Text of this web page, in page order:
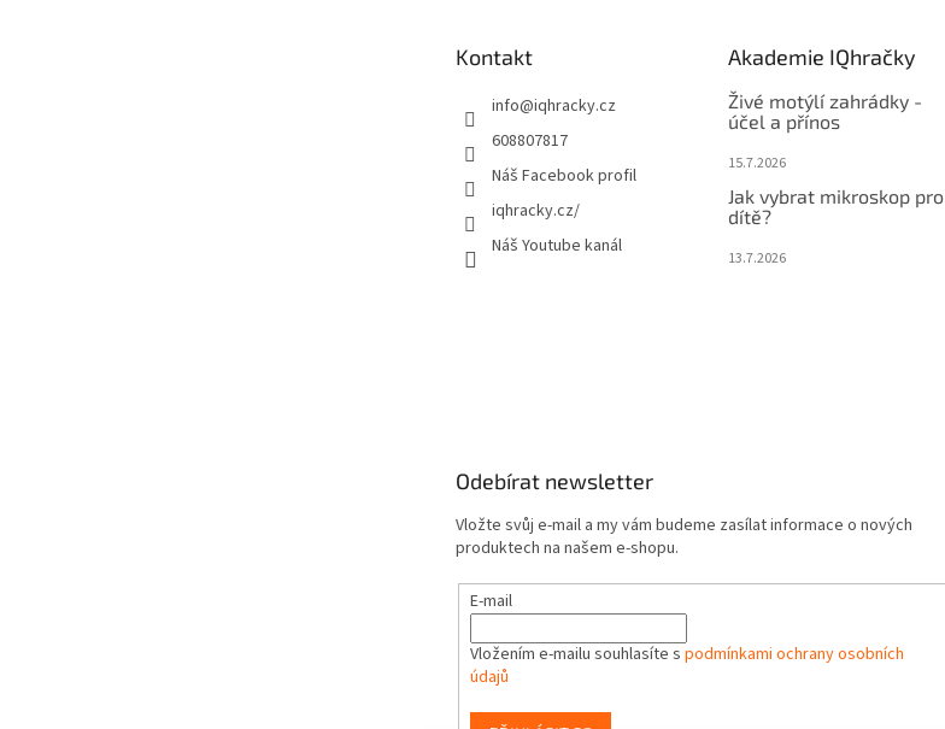
Kontakt
info@iqhracky.cz
608807817
Náš Facebook profil
iqhracky.cz/
Náš Youtube kanál
Akademie IQhračky
Živé motýlí zahrádky -
účel a přínos
15.7.2026
Jak vybrat mikroskop pro
dítě?
13.7.2026
Odebírat newsletter
Vložte svůj e-mail a my vám budeme zasílat informace o nových
produktech na našem e-shopu.
E-mail
Vložením e-mailu souhlasíte s podmínkami ochrany osobních
údajů